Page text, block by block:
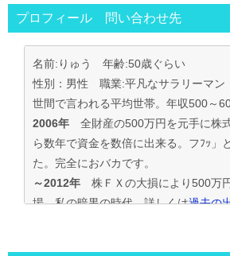
プロフィール 問い合わせ先
名前:りゅう 年齢:50歳ぐらい
性別：男性 職業:平凡なサラリーマン
世間で言われる平均世帯。年収500～
2006年 全財産の500万円を元手に株
ら数年で資金を数倍に出来る。フﾌｯ」
た。完全におバカです。
～2012年 株ＦＸの大損により500万
場。私の暗黒の時代。詳しくは過去の